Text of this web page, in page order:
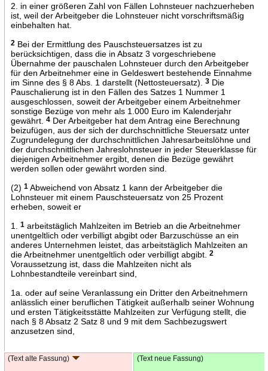
2. in einer größeren Zahl von Fällen Lohnsteuer nachzuerheben
ist, weil der Arbeitgeber die Lohnsteuer nicht vorschriftsmäßig
einbehalten hat.
2Bei der Ermittlung des Pauschsteuersatzes ist zu
berücksichtigen, dass die in Absatz 3 vorgeschriebene
Übernahme der pauschalen Lohnsteuer durch den Arbeitgeber
für den Arbeitnehmer eine in Geldeswert bestehende Einnahme
im Sinne des § 8 Abs. 1 darstellt (Nettosteuersatz).
3Die
Pauschalierung ist in den Fällen des Satzes 1 Nummer 1
ausgeschlossen, soweit der Arbeitgeber einem Arbeitnehmer
sonstige Bezüge von mehr als 1.000 Euro im Kalenderjahr
gewährt.
4Der Arbeitgeber hat dem Antrag eine Berechnung
beizufügen, aus der sich der durchschnittliche Steuersatz unter
Zugrundelegung der durchschnittlichen Jahresarbeitslöhne und
der durchschnittlichen Jahreslohnsteuer in jeder Steuerklasse für
diejenigen Arbeitnehmer ergibt, denen die Bezüge gewährt
werden sollen oder gewährt worden sind.
(2) 1Abweichend von Absatz 1 kann der Arbeitgeber die
Lohnsteuer mit einem Pauschsteuersatz von 25 Prozent
erheben, soweit er
1.
1arbeitstäglich Mahlzeiten im Betrieb an die Arbeitnehmer
unentgeltlich oder verbilligt abgibt oder Barzuschüsse an ein
anderes Unternehmen leistet, das arbeitstäglich Mahlzeiten an
die Arbeitnehmer unentgeltlich oder verbilligt abgibt.
2
Voraussetzung ist, dass die Mahlzeiten nicht als
Lohnbestandteile vereinbart sind,
1a. oder auf seine Veranlassung ein Dritter den Arbeitnehmern
anlässlich einer beruflichen Tätigkeit außerhalb seiner Wohnung
und ersten Tätigkeitsstätte Mahlzeiten zur Verfügung stellt, die
nach § 8 Absatz 2 Satz 8 und 9 mit dem Sachbezugswert
anzusetzen sind,
(Text alte Fassung) (Text neue Fassung)